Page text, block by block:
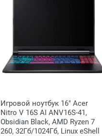
Игровой ноутбук 16" Acer
Nitro V 16S AI ANV16S-41,
Obsidian Black, AMD Ryzen 7
260, 32Гб/1024Гб, Linux eShell